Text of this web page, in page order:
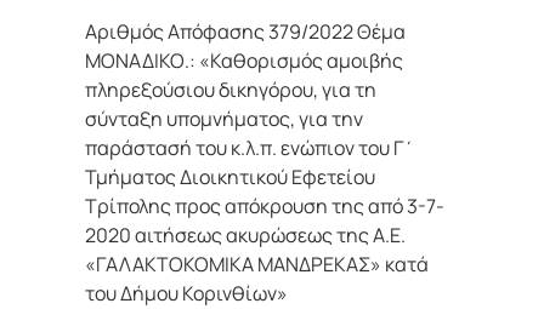
Αριθμός Απόφασης 379/2022 Θέμα
ΜΟΝΑΔΙΚΟ.: «Καθορισμός αμοιβής
πληρεξούσιου δικηγόρου, για τη
σύνταξη υπομνήματος, για την
παράστασή του κ.λ.π. ενώπιον του Γ΄
Τμήματος Διοικητικού Εφετείου
Τρίπολης προς απόκρουση της από 3-7-
2020 αιτήσεως ακυρώσεως της Α.Ε.
«ΓΑΛΑΚΤΟΚΟΜΙΚΑ ΜΑΝΔΡΕΚΑΣ» κατά
του Δήμου Κορινθίων»